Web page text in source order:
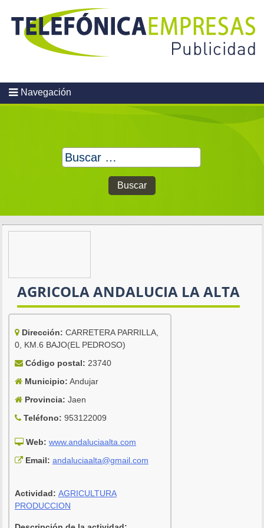
content
Navegación
Buscar:
AGRICOLA ANDALUCIA LA ALTA
Dirección: CARRETERA PARRILLA,
0, KM.6 BAJO(EL PEDROSO)
Código postal: 23740
Municipio: Andujar
Provincia: Jaen
Teléfono: 953122009
Web: www.andaluciaalta.com
Email: andaluciaalta@gmail.com
Actividad: AGRICULTURA
PRODUCCION